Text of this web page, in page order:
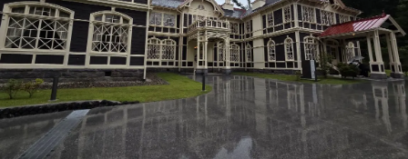
舟木工匠（Funaki-Kosho）
〒939-0351富山県射水市戸破1054
(Map)
◎電話でのお問い合わせ
0766-75-3277
受付/9:00-18:00(土日祝定休)